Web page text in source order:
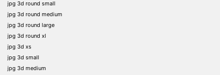
jpg 3d round small
jpg 3d round medium
jpg 3d round large
jpg 3d round xl
jpg 3d xs
jpg 3d small
jpg 3d medium